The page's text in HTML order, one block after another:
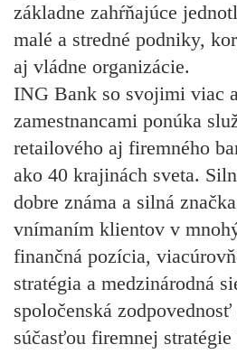
základne zahŕňajúce
malé a stredné podniky,
aj vládne organizácie.
ING Bank so svojimi viac
zamestnancami ponúka
retailového aj firemného
ako 40 krajinách sveta.
dobre známa a silná
vnímaním klientov v
finančná pozícia,
stratégia a medzinárodná
spoločenská
súčasťou firemnej